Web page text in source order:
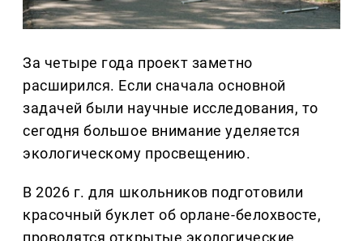
За четыре года проект заметно
расширился. Если сначала основной
задачей были научные исследования, то
сегодня большое внимание уделяется
экологическому просвещению.
В 2026 г. для школьников подготовили
красочный буклет об орлане-белохвосте,
проводятся открытые экологические